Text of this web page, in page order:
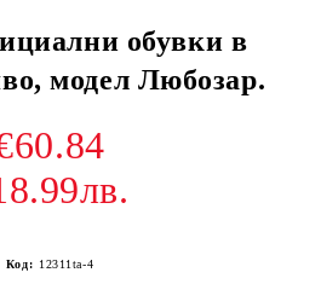
обувки в
модел Любозар.
Код: 12311ta-4